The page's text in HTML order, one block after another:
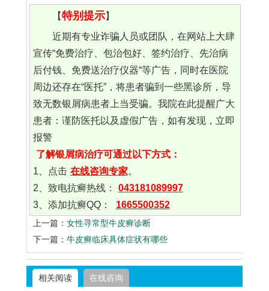
【特别提示】
近期有专业诈骗人员或团队，在网站上大肆
宣传“免费治疗、包治包好、签约治疗、先治病
后付钱、免费送治疗仪器“等广告，同时在医院
周边还存在“医托”，将患者骗到一些黑诊所，导
致无数银屑病患者上当受骗。我院在此提醒广大
患者：谨防医托以及虚假广告，如有发现，立即
报警
了解银屑病治疗可通过以下方式：
1、点击 在线咨询专家。
2、致电抗癣热线：
043181089997
3、添加抗癣QQ：
1665500352
上一篇： 女性寻常型牛皮癣诊断
下一篇： 牛皮癣临床具体症状有哪些
相关阅读 在线咨询